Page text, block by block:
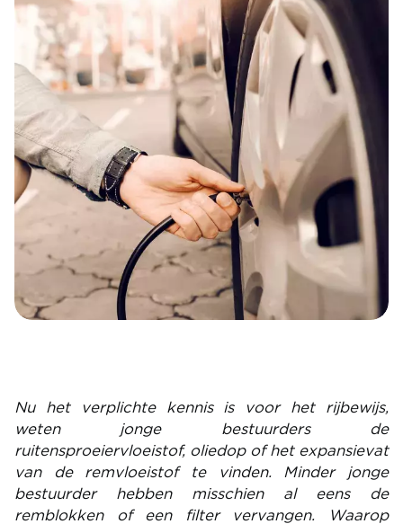
Nu het verplichte kennis is voor het rijbewijs,
weten jonge bestuurders de
ruitensproeiervloeistof, oliedop of het expansievat
van de remvloeistof te vinden. Minder jonge
bestuurder hebben misschien al eens de
remblokken of een filter vervangen. Waarop